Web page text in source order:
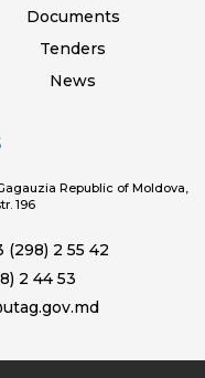
Documents
Tenders
News
Republic of Moldova,
196
(298) 2 55 42
2 44 53